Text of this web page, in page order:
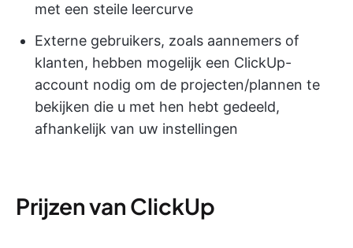
met een steile leercurve
Externe gebruikers, zoals aannemers of
klanten, hebben mogelijk een ClickUp-
account nodig om de projecten/plannen te
bekijken die u met hen hebt gedeeld,
afhankelijk van uw instellingen
Prijzen van ClickUp